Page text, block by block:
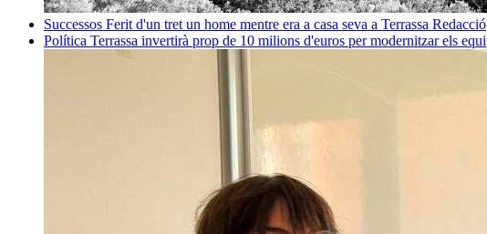
Successos Ferit d'un tret un home mentre era a casa seva a Terrassa Redacció
Política Terrassa invertirà prop de 10 milions d'euros per modernitzar els